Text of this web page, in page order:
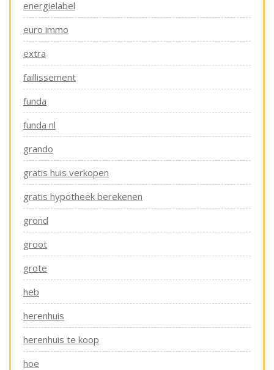
energielabel
euro immo
extra
faillissement
funda
funda nl
grando
gratis huis verkopen
gratis hypotheek berekenen
grond
groot
grote
heb
herenhuis
herenhuis te koop
hoe